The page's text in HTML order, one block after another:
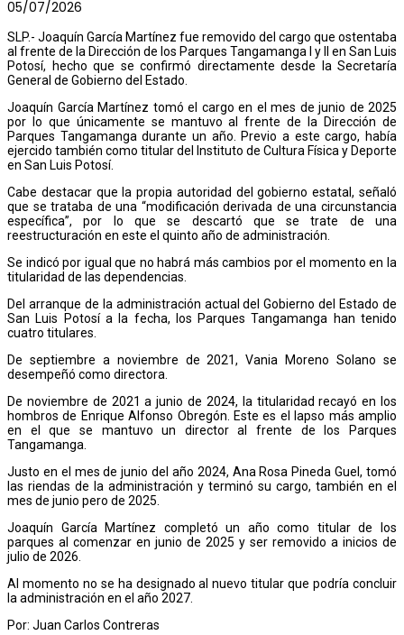
05/07/2026
SLP.- Joaquín García Martínez fue removido del cargo que ostentaba
al frente de la Dirección de los Parques Tangamanga I y II en San Luis
Potosí, hecho que se confirmó directamente desde la Secretaría
General de Gobierno del Estado.
Joaquín García Martínez tomó el cargo en el mes de junio de 2025
por lo que únicamente se mantuvo al frente de la Dirección de
Parques Tangamanga durante un año. Previo a este cargo, había
ejercido también como titular del Instituto de Cultura Física y Deporte
en San Luis Potosí.
Cabe destacar que la propia autoridad del gobierno estatal, señaló
que se trataba de una “modificación derivada de una circunstancia
específica”, por lo que se descartó que se trate de una
reestructuración en este el quinto año de administración.
Se indicó por igual que no habrá más cambios por el momento en la
titularidad de las dependencias.
Del arranque de la administración actual del Gobierno del Estado de
San Luis Potosí a la fecha, los Parques Tangamanga han tenido
cuatro titulares.
De septiembre a noviembre de 2021, Vania Moreno Solano se
desempeñó como directora.
De noviembre de 2021 a junio de 2024, la titularidad recayó en los
hombros de Enrique Alfonso Obregón. Este es el lapso más amplio
en el que se mantuvo un director al frente de los Parques
Tangamanga.
Justo en el mes de junio del año 2024, Ana Rosa Pineda Guel, tomó
las riendas de la administración y terminó su cargo, también en el
mes de junio pero de 2025.
Joaquín García Martínez completó un año como titular de los
parques al comenzar en junio de 2025 y ser removido a inicios de
julio de 2026.
Al momento no se ha designado al nuevo titular que podría concluir
la administración en el año 2027.
Por: Juan Carlos Contreras